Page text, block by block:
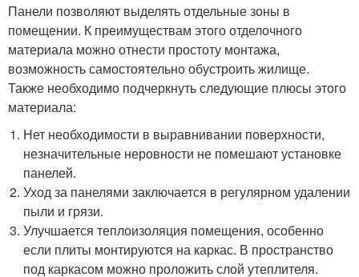
Панели позволяют выделять отдельные зоны в
помещении. К преимуществам этого отделочного
материала можно отнести простоту монтажа,
возможность самостоятельно обустроить жилище.
Также необходимо подчеркнуть следующие плюсы этого
материала:
Нет необходимости в выравнивании поверхности,
незначительные неровности не помешают установке
панелей.
Уход за панелями заключается в регулярном удалении
пыли и грязи.
Улучшается теплоизоляция помещения, особенно
если плиты монтируются на каркас. В пространство
под каркасом можно проложить слой утеплителя.